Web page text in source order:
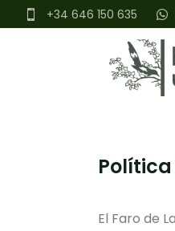
+34 646 150 635
El Faro de